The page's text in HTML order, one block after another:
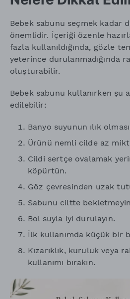
Bebek sabunu seçmek kadar
önemlidir. İçeriği özenle
fazla kullanıldığında, gözle
yeterince durulanmadığında
oluşturabilir.
Bebek sabunu kullanırken şu
edilebilir:
Banyo suyunun ılık
Ürünü nemli cilde az
Cildi sertçe ovalamak
köpürtün.
Göz çevresinden uzak
Sabunu ciltte
Bol suyla iyi durulayın.
İlk kullanımda küçük bir
Kızarıklık, kuruluk veya
kullanımı bırakın.